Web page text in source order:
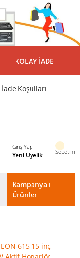
KOLAY İADE
İade Koşulları
Giriş Yap
Yeni Üyelik Sepetim
Kampanyalı
Ürünler